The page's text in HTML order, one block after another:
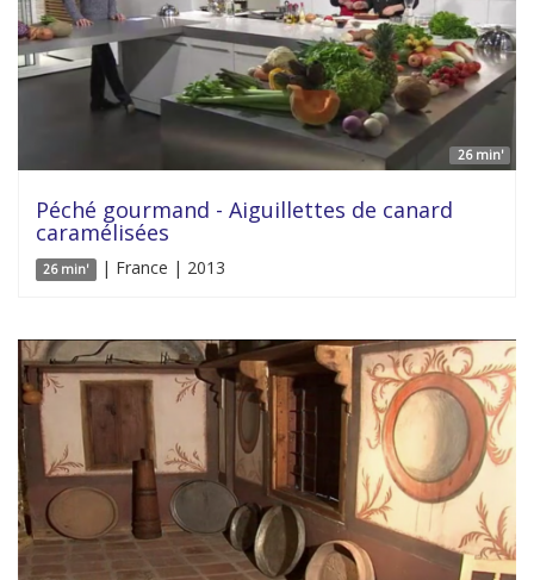
26 min'
Péché gourmand - Aiguillettes de canard
caramélisées
26 min' | France | 2013